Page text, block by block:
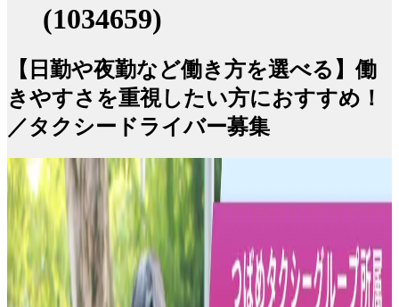
(1034659)
【日勤や夜勤など働き方を選べる】働
きやすさを重視したい方におすすめ！
／タクシードライバー募集